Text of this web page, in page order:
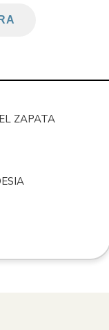
ZAPATA